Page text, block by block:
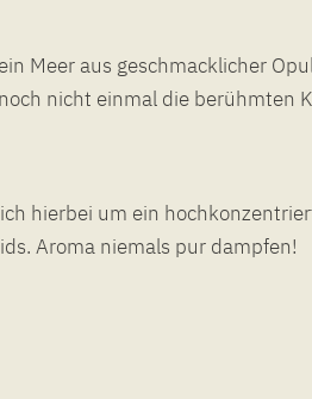
nicht einmal die berühmten
hierbei um ein
Aroma niemals pur dampfen!